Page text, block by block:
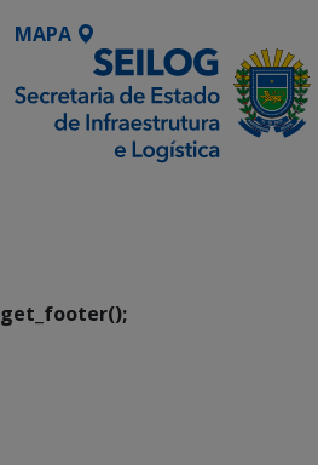
MAPA
get_footer();